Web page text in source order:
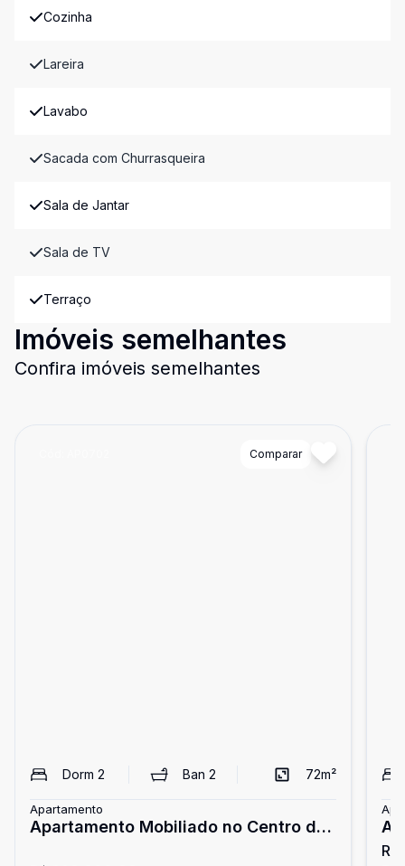
Cozinha
Lareira
Lavabo
Sacada com Churrasqueira
Sala de Jantar
Sala de TV
Terraço
Imóveis semelhantes
Confira imóveis semelhantes
Comparar
Dorm 2 Ban2 72m²
Apartamento
Apartamento Mobiliado no Centro de
do